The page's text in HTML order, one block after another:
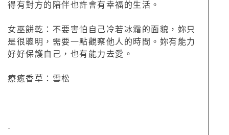
得有對方的陪伴也許會有幸福的生活。
女巫餅乾：不要害怕自己冷若冰霜的面貌，妳只
是很聰明，需要一點觀察他人的時間。妳有能力
好好保護自己，也有能力去愛。
療癒香草：雪松
-